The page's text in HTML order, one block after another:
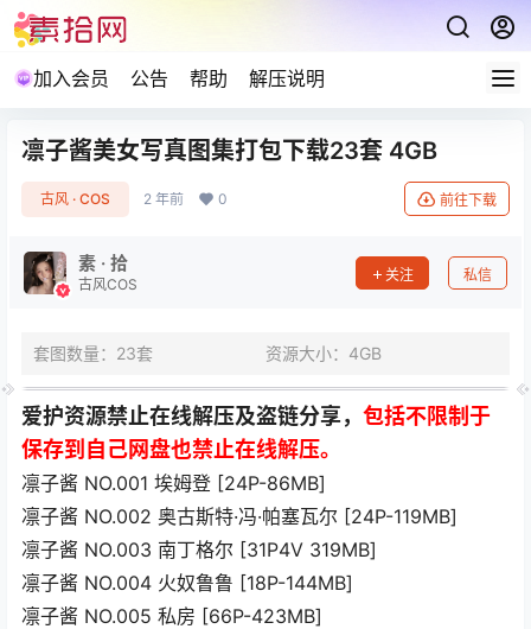
加入会员 公告 帮助 解压说明
凛子酱美女写真图集打包下载23套 4GB
古风 · COS 2 年前 0 前往下载
素 · 拾
古风COS
关注 私信
套图数量：23套 资源大小：4GB
爱护资源禁止在线解压及盗链分享， 包括不限制于
保存到自己网盘也禁止在线解压。
凛子酱 NO.001 埃姆登 [24P-86MB]
凛子酱 NO.002 奥古斯特·冯·帕塞瓦尔 [24P-119MB]
凛子酱 NO.003 南丁格尔 [31P4V 319MB]
凛子酱 NO.004 火奴鲁鲁 [18P-144MB]
凛子酱 NO.005 私房 [66P-423MB]